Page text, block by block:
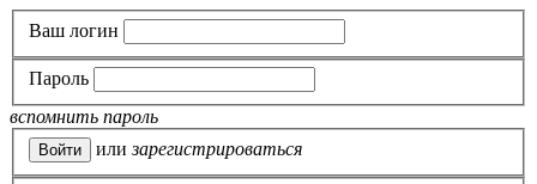
Ваш логин
Пароль
вспомнить пароль
или зарегистрироваться